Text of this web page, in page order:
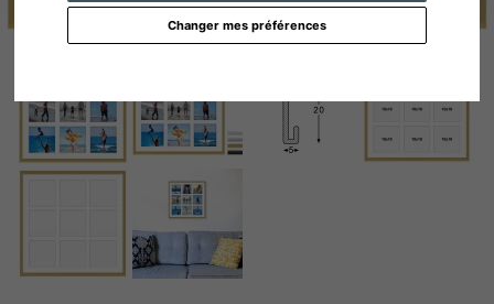
Changer mes préférences